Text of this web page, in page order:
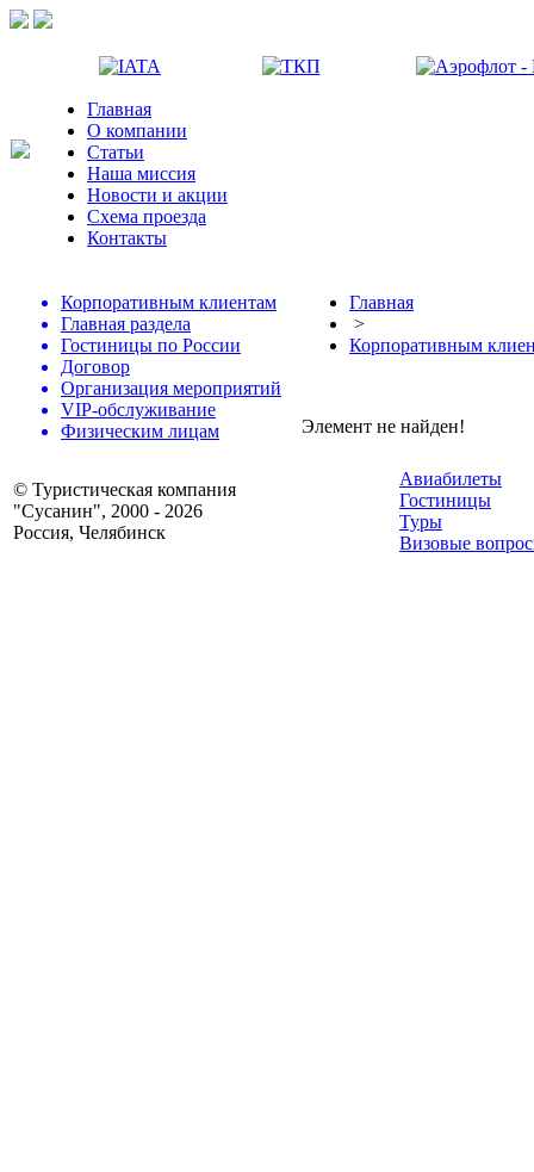
Главная
О компании
Статьи
Наша миссия
Новости и акции
Схема проезда
Контакты
Корпоративным клиентам
Главная раздела
Гостиницы по России
Договор
Организация мероприятий
VIP-обслуживание
Физическим лицам
Главная
>
Корпоративным
Элемент не найден!
© Туристическая компания
"Сусанин", 2000 - 2026
Россия, Челябинск
Авиабилеты
Гостиницы
Туры
Визовые